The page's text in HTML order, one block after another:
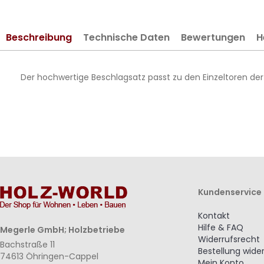
Beschreibung
Der hochwertige Beschlagsatz passt zu den Einzeltoren
Technische Daten Bewertungen
Megerle GmbH; Holzbetriebe
Bachstraße 11
74613 Öhringen-Cappel
Kundenservice
Kontakt
Hilfe & FAQ
Widerrufsrecht
Bestellung